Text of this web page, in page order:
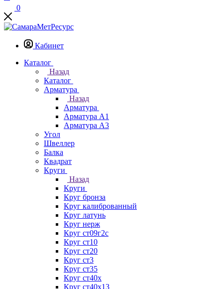
0
Кабинет
Каталог
Назад
Каталог
Арматура
Назад
Арматура
Арматура А1
Арматура А3
Угол
Швеллер
Балка
Квадрат
Круги
Назад
Круги
Круг бронза
Круг калиброванный
Круг латунь
Круг нерж
Круг ст09г2с
Круг ст10
Круг ст20
Круг ст3
Круг ст35
Круг ст40х
Круг ст40х13